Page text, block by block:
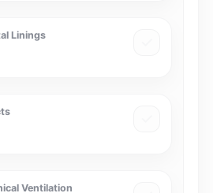
Linings
Ventilation